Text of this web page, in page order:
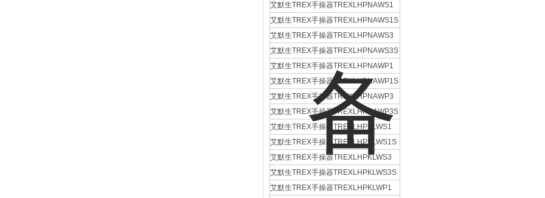
艾默生TREX手操器TREXLHPNAWS1
艾默生TREX手操器TREXLHPNAWS1S
艾默生TREX手操器TREXLHPNAWS3
艾默生TREX手操器TREXLHPNAWS3S
艾默生TREX手操器TREXLHPNAWP1
艾默生TREX手操器TREXLHPNAWP1S
艾默生TREX手操器TREXLHPNAWP3
艾默生TREX手操器TREXLHPNAWP3S
艾默生TREX手操器TREXLHPKLWS1
艾默生TREX手操器TREXLHPKLWS1S
艾默生TREX手操器TREXLHPKLWS3
艾默生TREX手操器TREXLHPKLWS3S
艾默生TREX手操器TREXLHPKLWP1